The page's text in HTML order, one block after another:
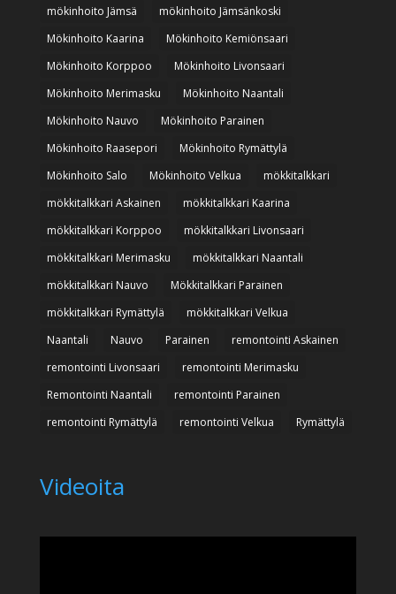
mökinhoito Jämsä
mökinhoito Jämsänkoski
Mökinhoito Kaarina
Mökinhoito Kemiönsaari
Mökinhoito Korppoo
Mökinhoito Livonsaari
Mökinhoito Merimasku
Mökinhoito Naantali
Mökinhoito Nauvo
Mökinhoito Parainen
Mökinhoito Raasepori
Mökinhoito Rymättylä
Mökinhoito Salo
Mökinhoito Velkua
mökkitalkkari
mökkitalkkari Askainen
mökkitalkkari Kaarina
mökkitalkkari Korppoo
mökkitalkkari Livonsaari
mökkitalkkari Merimasku
mökkitalkkari Naantali
mökkitalkkari Nauvo
Mökkitalkkari Parainen
mökkitalkkari Rymättylä
mökkitalkkari Velkua
Naantali
Nauvo Parainen
remontointi Askainen
remontointi Livonsaari
remontointi Merimasku
Remontointi Naantali
remontointi Parainen
remontointi Rymättylä
remontointi Velkua Rymättylä
Videoita